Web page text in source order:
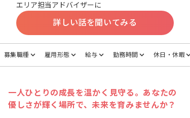
エリア担当アドバイザーに
詳しい話を聞いてみる
募集職種 雇用形態 給与 勤務時間 休日・休暇
一人ひとりの成長を温かく見守る。あなたの
優しさが輝く場所で、未来を育みませんか？